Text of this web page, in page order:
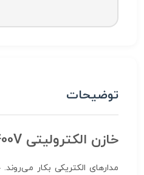
توضیحات
خازن الکترولیتی 680uF / 400V